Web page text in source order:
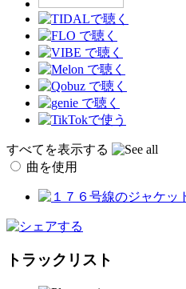
すべてを表示する
曲を使用
トラックリスト